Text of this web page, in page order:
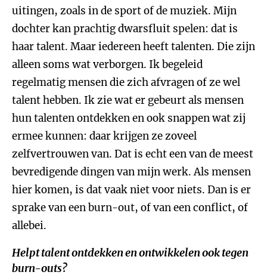
uitingen, zoals in de sport of de muziek. Mijn
dochter kan prachtig dwarsfluit spelen: dat is
haar talent. Maar iedereen heeft talenten. Die zijn
alleen soms wat verborgen. Ik begeleid
regelmatig mensen die zich afvragen of ze wel
talent hebben. Ik zie wat er gebeurt als mensen
hun talenten ontdekken en ook snappen wat zij
ermee kunnen: daar krijgen ze zoveel
zelfvertrouwen van. Dat is echt een van de meest
bevredigende dingen van mijn werk. Als mensen
hier komen, is dat vaak niet voor niets. Dan is er
sprake van een burn-out, of van een conflict, of
allebei.
Helpt talent ontdekken en ontwikkelen ook tegen
burn-outs?